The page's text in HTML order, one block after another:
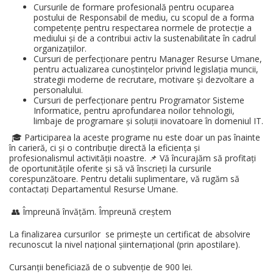
Cursurile de formare profesională pentru ocuparea
postului de Responsabil de mediu, cu scopul de a forma
competențe pentru respectarea normele de protecție a
mediului și de a contribui activ la sustenabilitate în cadrul
organizațiilor.
Cursuri de perfecționare pentru Manager Resurse Umane,
pentru actualizarea cunoștințelor privind legislația muncii,
strategii moderne de recrutare, motivare și dezvoltare a
personalului.
Cursuri de perfecționare pentru Programator Sisteme
Informatice, pentru aprofundarea noilor tehnologii,
limbaje de programare și soluții inovatoare în domeniul IT.
🎓 Participarea la aceste programe nu este doar un pas înainte
în carieră, ci și o contribuție directă la eficiența și
profesionalismul activității noastre. 📌 Vă încurajăm să profitați
de oportunitățile oferite și să vă înscrieți la cursurile
corespunzătoare. Pentru detalii suplimentare, vă rugăm să
contactați Departamentul Resurse Umane.
👥 Împreună învățăm. Împreună creștem
La finalizarea cursurilor se primește un certificat de absolvire
recunoscut la nivel național șiinternațional (prin apostilare).
Cursanții beneficiază de o subvenție de 900 lei.